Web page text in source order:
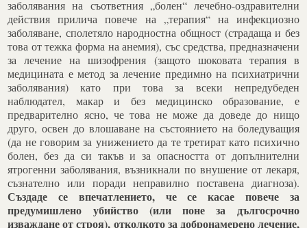
заболявания на съответния „болен“ лечебно-оздравителни
действия прилича повече на „терапия“ на инфекциозно
заболяване, сполетяло народностна общност (страдаща и без
това от тежка форма на анемия), със средства, предназначени
за лечение на шизофрения (защото шоковата терапия в
медицината е метод за лечение предимно на психиатрични
заболявания) като при това за всеки непредубеден
наблюдател, макар и без медицинско образование, е
предварително ясно, че това не може да доведе до нищо
друго, освен до влошаване на състоянието на боледуващия
(да не говорим за унижението да те третират като психично
болен, без да си такъв и за опасността от допълнителни
ятрогенни заболявания, възникнали по внушение от лекаря,
съзнателно или поради неправилно поставена диагноза).
Създаде се впечатлението, че се касае повече за
предумишлено убийство (или поне за дългосрочно
изваждане от строя), отколкото за добронамерено лечение,